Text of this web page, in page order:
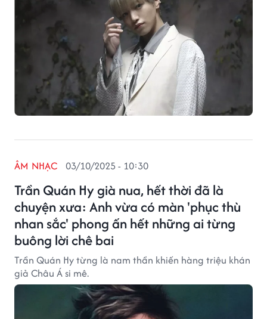
Trần Quán Hy già nua, hết thời đã là
chuyện xưa: Anh vừa có màn 'phục thù
nhan sắc' phong ấn hết những ai từng
buông lời chê bai
ÂM NHẠC 03/10/2025 - 10:30
Trần Quán Hy từng là nam thần khiến hàng triệu khán
giả Châu Á si mê.